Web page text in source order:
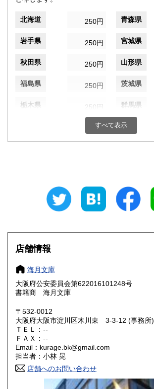
北海道 250円 青森県
岩手県 250円 宮城県
秋田県 250円 山形県
福島県 250円 茨城県
栃木県 250円 群馬県
250円 千葉県
250円 福井県
250円 長野県
岐阜県 250円 静岡県
愛知県
滋賀県
大阪府
奈良県 250円 和歌山県
鳥取県
岡山県
250円 徳島県
すべて表示
店舗情報
海月文庫
大阪府公安委員会第622016101248号
書籍商 海月文庫
〒532-0012
大阪府大阪市淀川区木川東 3-3-12 (事務所)
ＴＥＬ：--
ＦＡＸ：--
Email：kurage.bk@gmail.com
担当者：小林 晃
店舗へのお問い合わせ